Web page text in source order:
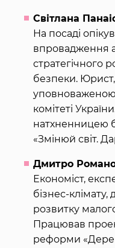
Світлана
На посаді
впровадження
стратегічного
безпеки.
комітеті
натхненницею
«Змінюй світ.
Дмитро
Економіст,
бізнес-клімату,
розвитку
Працював
реформи